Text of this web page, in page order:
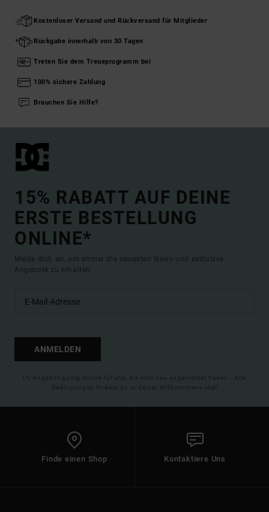
Kostenloser Versand und Rückversand für Mitglieder
Rückgabe innerhalb von 30 Tagen
Treten Sie dem Treueprogramm bei
100% sichere Zahlung
Brauchen Sie Hilfe?
15% RABATT AUF DEINE
ERSTE BESTELLUNG
ONLINE*
Melde dich an, um immer die neuesten News und exklusive
Angebote zu erhalten.
ANMELDEN
(*) Angebot gültig online für alle, die sich neu angemeldet haben - Alle
Bedingungen findest du in deiner Willkommens-Mail
Finde einen Shop Kontaktiere Uns